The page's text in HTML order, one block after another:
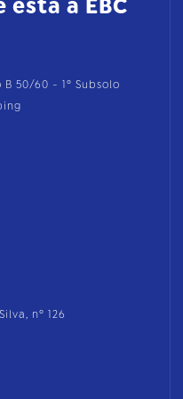
está a EBC
50/60 - 1º Subsolo
nº 126